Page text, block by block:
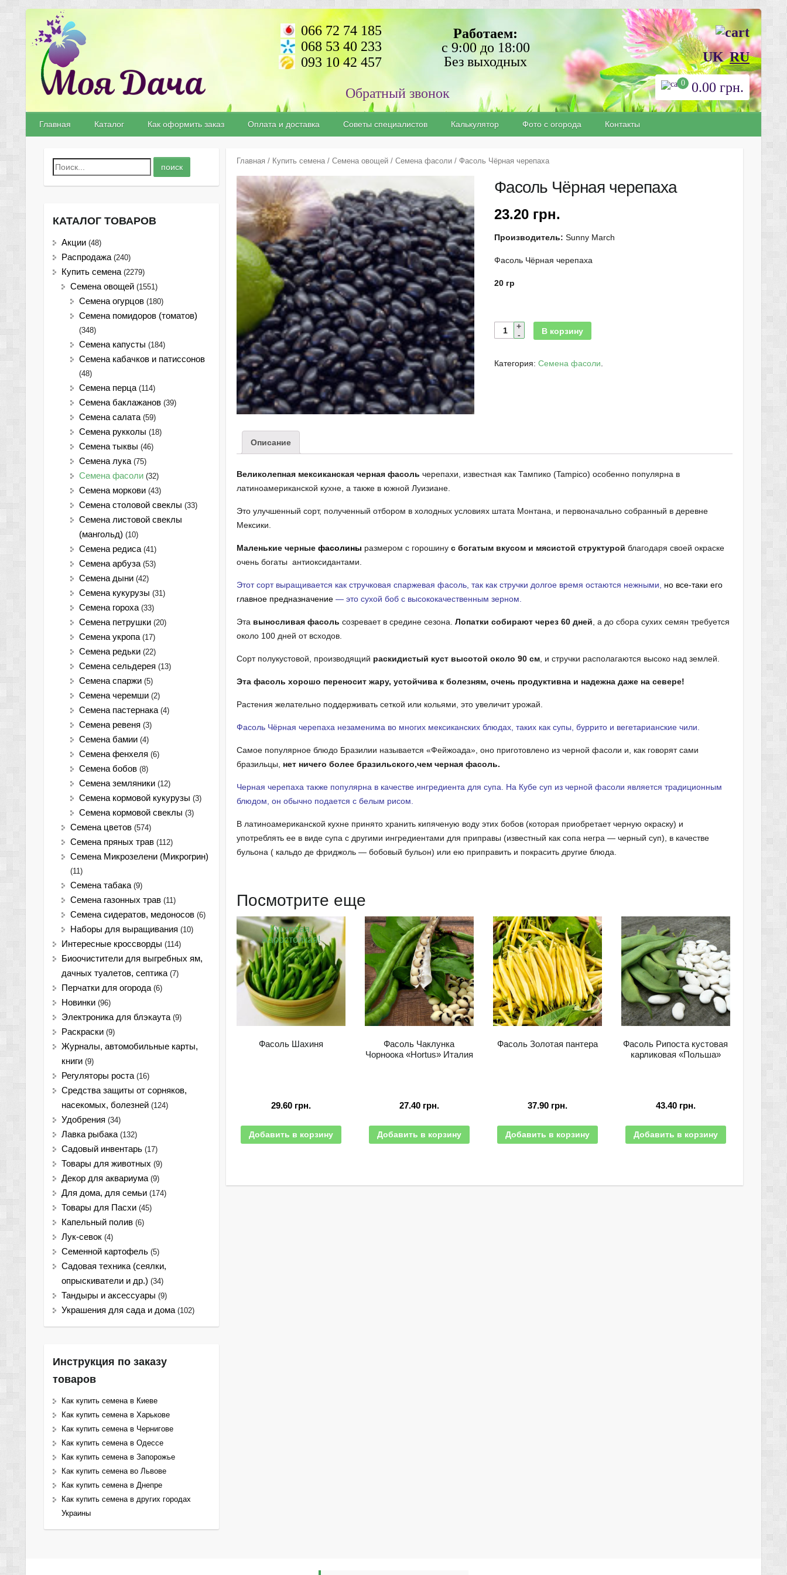
066 72 74 185
068 53 40 233
093 10 42 457
Работаем:
с 9:00 до 18:00
Без выходных
UK RU
0 0.00 грн.
Главная Каталог Как оформить заказ Оплата и доставка Советы специалистов Калькулятор Фото с огорода Контакты
Главная / Купить семена/ Семена овощей/ Cемена фасоли/ Фасоль Чёрная черепаха
Фасоль Чёрная черепаха
23.20 грн.
Производитель:Sunny March
Фасоль Чёрная черепаха
20 гр
В корзину
Категория:Cемена фасоли
Описание
Великолепная мексиканская черная фасоль черепахи, известная как Тампико (Tampico) особенно популярна в
латиноамериканской кухне, а также в южной Луизиане.
Это улучшенный сорт, полученный отбором в холодных условиях штата Монтана, и первоначально собранный в деревне
Мексики.
Маленькие черные фасолины размером с горошину с богатым вкусом и мясистой структурой благодаря своей окраске
очень богаты антиоксидантами.
Этот сорт выращивается как стручковая спаржевая фасоль, так как стручки долгое время остаются нежными, но все-таки его
главное предназначение— это сухой боб с высококачественным зерном.
Эта выносливая фасоль созревает в средине сезона. Лопатки собирают через 60 дней , а до сбора сухих семян требуется
около 100 дней от всходов.
Сорт полукустовой, производящий раскидистый куст высотой около 90 см, и стручки располагаются высоко над землей.
Эта фасоль хорошо переносит жару, устойчива к болезням, очень продуктивна и надежна даже на севере!
Растения желательно поддерживать сеткой или кольями, это увеличит урожай.
Фасоль Чёрная черепаха незаменима во многих мексиканских блюдах, таких как супы, буррито и вегетарианские чили.
Самое популярное блюдо Бразилии называется «Фейжоада», оно приготовлено из черной фасоли и, как говорят сами
бразильцы,
нет ничего более бразильского,чем черная фасоль.
Черная черепаха также популярна в качестве ингредиента для супа. На Кубе суп из черной фасоли является традиционным
блюдом, он обычно подается с белым рисом.
В латиноамериканской кухне принято хранить кипяченую воду этих бобов (которая приобретает черную окраску) и
употреблять ее в виде супа с другими ингредиентами для приправы (известный как сопа негра — черный суп), в качестве
бульона ( кальдо де фриджоль — бобовый бульон) или ею приправить и покрасить другие блюда.
Посмотрите еще
Кустовая,
жаростойкая!
Фасоль Шахиня
29.60 грн.
Добавить в корзину
Фасоль Чаклунка
Чорноока «Hortus» Италия
27.40 грн.
Добавить в корзину
Фасоль Золотая пантера
37.90 грн.
Добавить в корзину
Фасоль Рипоста кустовая
карликовая «Польша»
43.40 грн.
Добавить в корзину
КАТАЛОГ ТОВАРОВ
Акции (48)
Распродажа (240)
Купить семена (2279)
Семена овощей (1551)
Семена огурцов (180)
Семена помидоров (томатов)
(348)
Семена капусты (184)
Семена кабачков и патиссонов
(48)
Семена перца (114)
Семена баклажанов (39)
Семена салата (59)
Семена рукколы (18)
Семена тыквы (46)
Семена лука (75)
Cемена фасоли (32)
Семена моркови (43)
Семена столовой свеклы (33)
Семена листовой свеклы
(мангольд) (10)
Семена редиса (41)
Семена арбуза (53)
Семена дыни (42)
Семена кукурузы (31)
Семена гороха (33)
Семена петрушки (20)
Семена укропа (17)
Семена редьки (22)
Семена сельдерея (13)
Семена спаржи (5)
Семена черемши (2)
Семена пастернака (4)
Семена ревеня (3)
Семена бамии (4)
Семена фенхеля (6)
Семена бобов (8)
Семена земляники (12)
Семена кормовой кукурузы (3)
Семена кормовой свеклы (3)
Семена цветов (574)
Семена пряных трав (112)
Семена Микрозелени (Микрогрин)
(11)
Семена табака (9)
Семена газонных трав (11)
Семена сидератов, медоносов (6)
Наборы для выращивания (10)
Интересные кроссворды (114)
Биоочистители для выгребных ям,
дачных туалетов, септика (7)
Перчатки для огорода (6)
Новинки (96)
Электроника для блэкаута (9)
Раскраски (9)
Журналы, автомобильные карты,
книги (9)
Регуляторы роста (16)
Средства защиты от сорняков,
насекомых, болезней (124)
Удобрения (34)
Лавка рыбака (132)
Садовый инвентарь (17)
Товары для животных (9)
Декор для аквариума (9)
Для дома, для семьи (174)
Товары для Пасхи (45)
Капельный полив (6)
Лук-севок (4)
Семенной картофель (5)
Садовая техника (сеялки,
опрыскиватели и др.) (34)
Тандыры и аксессуары (9)
Украшения для сада и дома (102)
Инструкция по заказу
товаров
Как купить семена в Киеве
Как купить семена в Харькове
Как купить семена в Чернигове
Как купить семена в Одессе
Как купить семена в Запорожье
Как купить семена во Львове
Как купить семена в Днепре
Как купить семена в других городах
Украины